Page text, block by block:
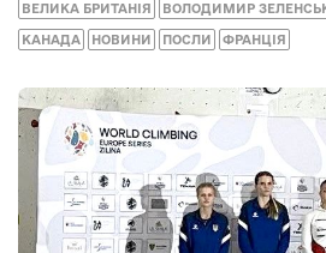
ВЕЛИКА БРИТАНІЯ ВОЛОДИМИР
КАНАДА НОВИНИ ПОСЛИ ФРАНЦІЯ